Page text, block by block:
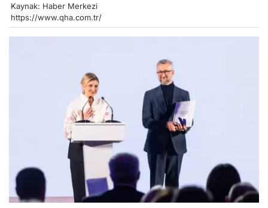
Kaynak: Haber Merkezi
https://www.qha.com.tr/